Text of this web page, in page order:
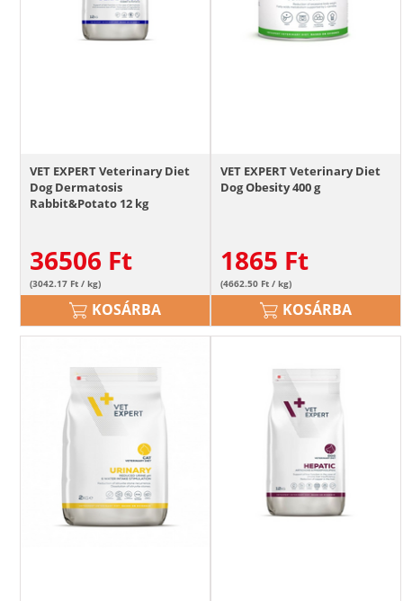
VET EXPERT Veterinary Diet
Dog Dermatosis
Rabbit&Potato 12 kg
36506 Ft
(3042.17 Ft / kg)
KOSÁRBA
VET EXPERT Veterinary Diet
Dog Obesity 400 g
1865 Ft
(4662.50 Ft / kg)
KOSÁRBA